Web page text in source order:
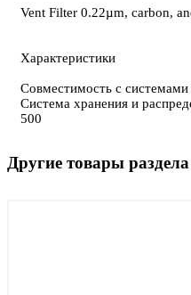
Vent Filter 0.22µm, carbon,
Характеристики
Совместимость с системами
Система хранения и
500
Другие товары раздела